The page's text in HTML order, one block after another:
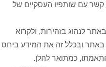
עם שותפיו העסקיים של
לנהוג בזהירות, ולקרוא
באתר ובכלל זה את המידע ביחס
כמתואר להלן.